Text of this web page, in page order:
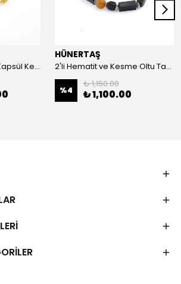
14 Ayar Altın İşleme Kapsül Kesim Oltu Taşı Tespih
HÜNERTAŞ
2'li Hematit ve Kesme Oltu Taşı Bileklik
%4
₺ 1,150.00
₺ 1,100.00